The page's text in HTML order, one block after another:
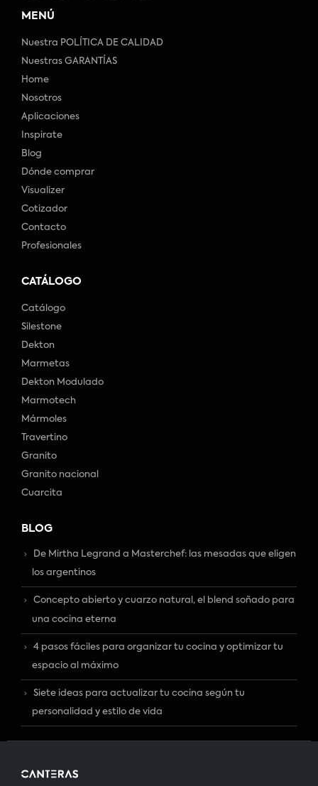
MENÚ
Nuestra POLÍTICA DE CALIDAD
Nuestras GARANTÍAS
Home
Nosotros
Aplicaciones
Inspirate
Blog
Dónde comprar
Visualizer
Cotizador
Contacto
Profesionales
CATÁLOGO
Catálogo
Silestone
Dekton
Marmetas
Dekton Modulado
Marmotech
Mármoles
Travertino
Granito
Granito nacional
Cuarcita
BLOG
De Mirtha Legrand a Masterchef: las mesadas que eligen
los argentinos
Concepto abierto y cuarzo natural, el blend soñado para
una cocina eterna
4 pasos fáciles para organizar tu cocina y optimizar tu
espacio al máximo
Siete ideas para actualizar tu cocina según tu
personalidad y estilo de vida